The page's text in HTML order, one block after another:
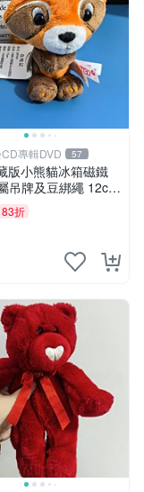
專輯DVD 57
版小熊貓冰箱磁鐵
吊牌及豆綁繩 12cm
好評推薦 小熊貓冰
掛件 冰箱飾品
83折